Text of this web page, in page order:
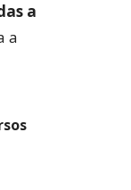
a
a